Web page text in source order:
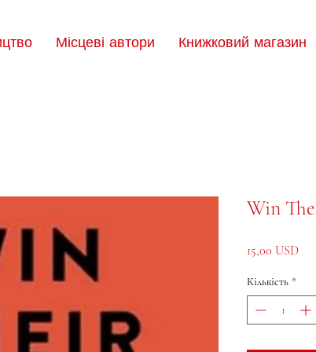
Місцеві автори Книжковий магазин
Win
15,00 USDЦіна
Кількість *